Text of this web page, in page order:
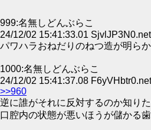
999:名無しどんぶらこ
24/12/02 15:41:33.01 SjvlJP3N0.net
パワハラおねだりのねつ造が明ら
1000:名無しどんぶらこ
24/12/02 15:41:37.08 F6yVHbtr0.net
>>960
逆に誰がそれに反対するのか知り
口腔内の状態が悪いほうが儲かる